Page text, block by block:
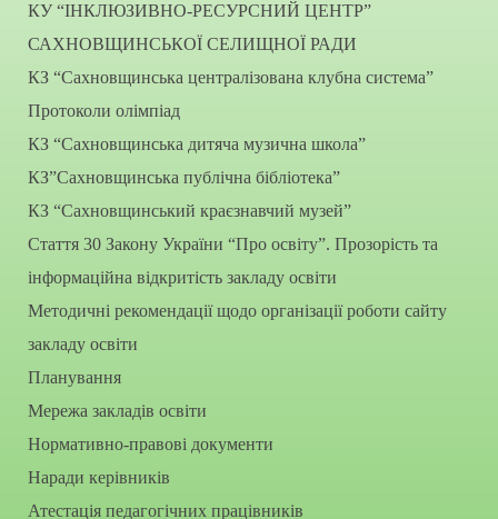
КУ “ІНКЛЮЗИВНО-РЕСУРСНИЙ ЦЕНТР”
САХНОВЩИНСЬКОЇ СЕЛИЩНОЇ РАДИ
КЗ “Сахновщинська централізована клубна система”
Протоколи олімпіад
КЗ “Сахновщинська дитяча музична школа”
КЗ”Сахновщинська публічна бібліотека”
КЗ “Сахновщинський краєзнавчий музей”
Стаття 30 Закону України “Про освіту”. Прозорість та
інформаційна відкритість закладу освіти
Методичні рекомендації щодо організації роботи сайту
закладу освіти
Планування
Мережа закладів освіти
Нормативно-правові документи
Наради керівників
Атестація педагогічних працівників